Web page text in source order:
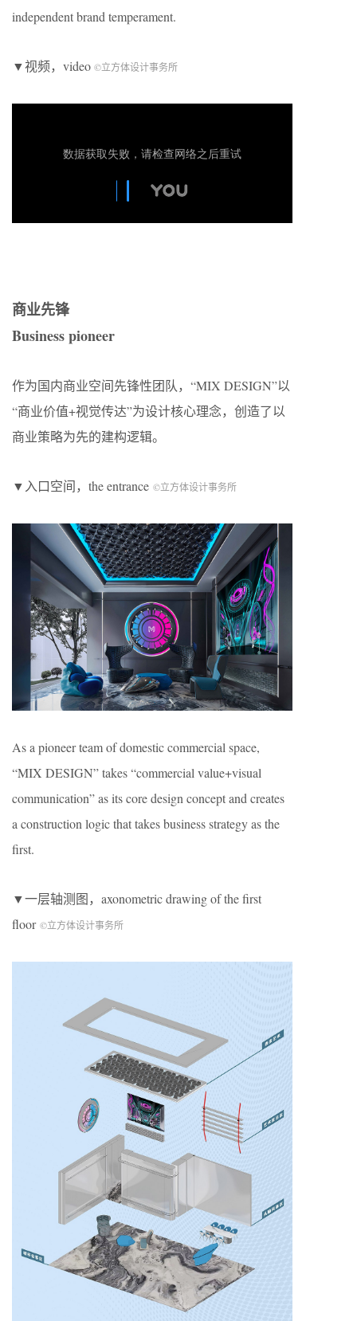
independent brand temperament.
▼视频，video ©立方体设计事务所
商业先锋
Business pioneer
作为国内商业空间先锋性团队，“MIX DESIGN”以
“商业价值+视觉传达”为设计核心理念，创造了以
商业策略为先的建构逻辑。
▼入口空间，the entrance ©立方体设计事务所
As a pioneer team of domestic commercial space,
“MIX DESIGN” takes “commercial value+visual
communication” as its core design concept and creates
a construction logic that takes business strategy as the
first.
▼一层轴测图，axonometric drawing of the first
floor ©立方体设计事务所